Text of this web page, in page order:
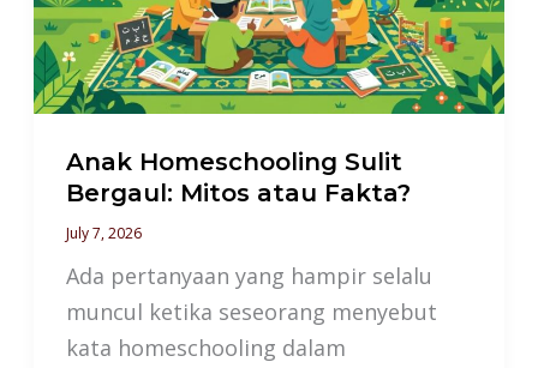
Anak Homeschooling Sulit
Bergaul: Mitos atau Fakta?
July 7, 2026
Ada pertanyaan yang hampir selalu
muncul ketika seseorang menyebut
kata homeschooling dalam
Mitos
atau
Fakta?